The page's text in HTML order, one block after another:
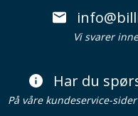
Vi svarer
Har du
På våre kundeservice-